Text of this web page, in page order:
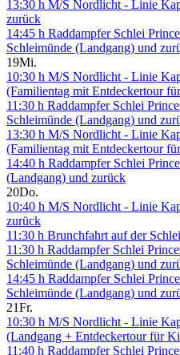
13:30 h M/S Nordlicht - Linie
zurück
14:45 h Raddampfer Schlei
Schleimünde (Landgang) und
19Mi.
10:30 h M/S Nordlicht - Linie
(Familientag mit Entdeckertour
11:30 h Raddampfer Schlei
Schleimünde (Landgang) und
13:30 h M/S Nordlicht - Linie
(Familientag mit Entdeckertour
14:40 h Raddampfer Schlei
(Landgang) und zurück
20Do.
10:40 h M/S Nordlicht - Linie
zurück
11:30 h Brunchfahrt auf der
11:30 h Raddampfer Schlei
Schleimünde (Landgang) und
14:45 h Raddampfer Schlei
Schleimünde (Landgang) und
21Fr.
10:30 h M/S Nordlicht - Linie
(Landgang + Entdeckertour für
11:40 h Raddampfer Schlei